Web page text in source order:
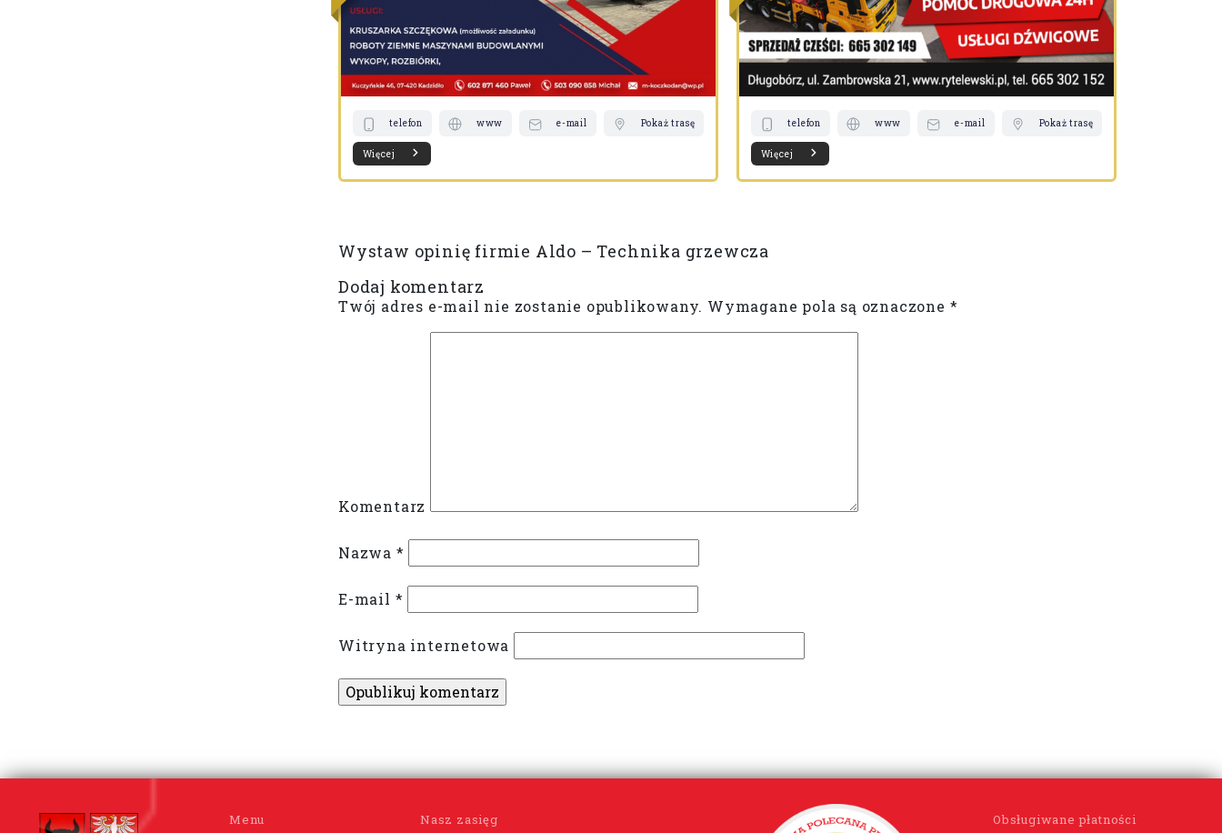
telefon www e-mail Pokaż trasę
Więcej
telefon www e-mail Pokaż trasę
Więcej
Wystaw opinię firmie Aldo – Technika grzewcza
Dodaj komentarz
Twój adres e-mail nie zostanie opublikowany. Wymagane pola są oznaczone *
Komentarz
Nazwa *
E-mail *
Witryna internetowa
Menu Nasz zasięg Obsługiwane płatności